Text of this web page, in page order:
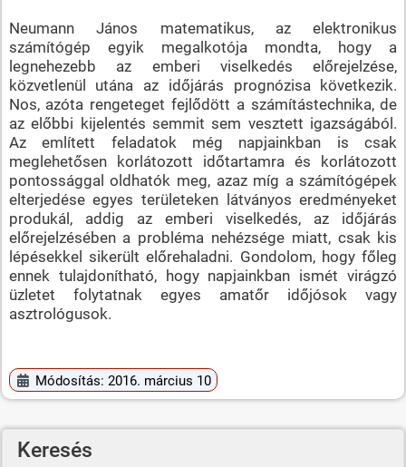
Neumann János matematikus, az elektronikus
számítógép egyik megalkotója mondta, hogy a
legnehezebb az emberi viselkedés előrejelzése,
közvetlenül utána az időjárás prognózisa következik.
Nos, azóta rengeteget fejlődött a számítástechnika, de
az előbbi kijelentés semmit sem vesztett igazságából.
Az említett feladatok még napjainkban is csak
meglehetősen korlátozott időtartamra és korlátozott
pontossággal oldhatók meg, azaz míg a számítógépek
elterjedése egyes területeken látványos eredményeket
produkál, addig az emberi viselkedés, az időjárás
előrejelzésében a probléma nehézsége miatt, csak kis
lépésekkel sikerült előrehaladni. Gondolom, hogy főleg
ennek tulajdonítható, hogy napjainkban ismét virágzó
üzletet folytatnak egyes amatőr időjósok vagy
asztrológusok.
Módosítás: 2016. március 10
Keresés